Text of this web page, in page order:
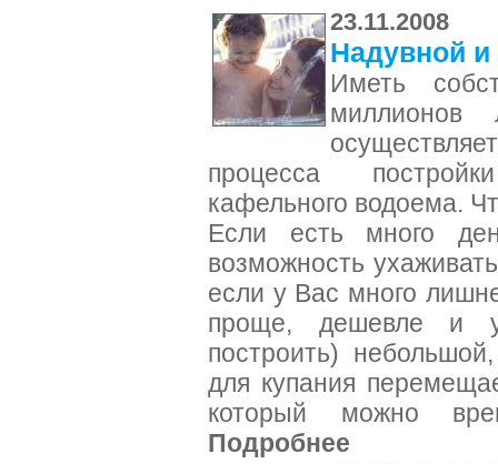
23.11.2008
Надувной
Иметь
миллионов
процесса
кафельного водоема.
Если есть много
возможность
если у Вас много
проще, дешевле и
построить)
для купания
который можно
Подробнее